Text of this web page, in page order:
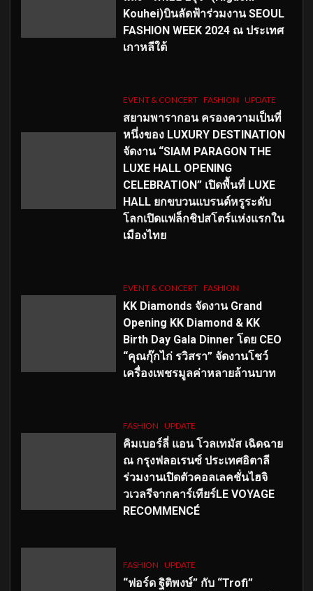
Kouhei)บินลัดฟ้าร่วมงาน SEOUL
FASHION WEEK 2024 ณ ประเทศ
เกาหลีใต้
EVENT & CONCERT FASHION UPDATE
สยามพารากอน ครองความเป็นที่
หนึ่งของ LUXURY DESTINATION
จัดงาน “SIAM PARAGON THE
LUXE HALL OPENING
CELEBRATION” เปิดพื้นที่ LUXE
HALL ยกขบวนแบรนด์หรูระดับ
โลกเปิดแฟล็กชิปสโตร์แห่งแรกใน
เมืองไทย
EVENT & CONCERT FASHION
KK Diamonds จัดงาน Grand
Opening KK Diamond & KK
Birth Day Gala Dinner โดย CEO
“คุณกุ๊กไก่ รวิสรา” จัดงานโชว์
เครื่องเพชรมูลค่าหลายล้านบาท
FASHION UPDATE
คิมเบอร์ลี่ แอน โวลเทมัส เฉิดฉาย
ณ กรุงฟลอเรนซ์ ประเทศอิตาลี
ร่วมงานเปิดตัวคอลเลคชั่นไฮจิ
วเวลรีจากคาร์เทียร์LE VOYAGE
RECOMMENCÉ
FASHION UPDATE
“ฟอร์ด ฐิติพงษ์” กับ “Trofi”